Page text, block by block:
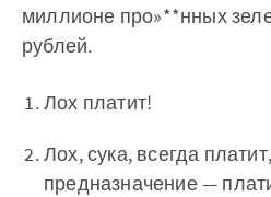
миллионе про»**нных
рублей.
Лох платит!
Лох, сука, всегда
предназначение —